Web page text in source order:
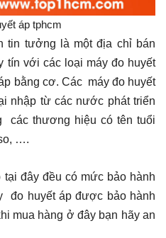
áp tphcm
tưởng là một địa chỉ bán
tín với các loại máy đo huyết
bằng cơ. Các máy đo huyết
nhập từ các nước phát triển
các thương hiệu có tên tuổi
….
đây đều có mức bảo hành
đo huyết áp được bảo hành
mua hàng ở đây bạn hãy an